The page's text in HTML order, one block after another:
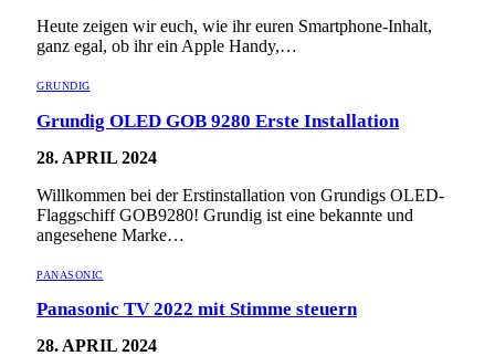
Heute zeigen wir euch, wie ihr euren Smartphone-Inhalt,
ganz egal, ob ihr ein Apple Handy,…
GRUNDIG
Grundig OLED GOB 9280 Erste Installation
28. APRIL 2024
Willkommen bei der Erstinstallation von Grundigs OLED-
Flaggschiff GOB9280! Grundig ist eine bekannte und
angesehene Marke…
PANASONIC
Panasonic TV 2022 mit Stimme steuern
28. APRIL 2024